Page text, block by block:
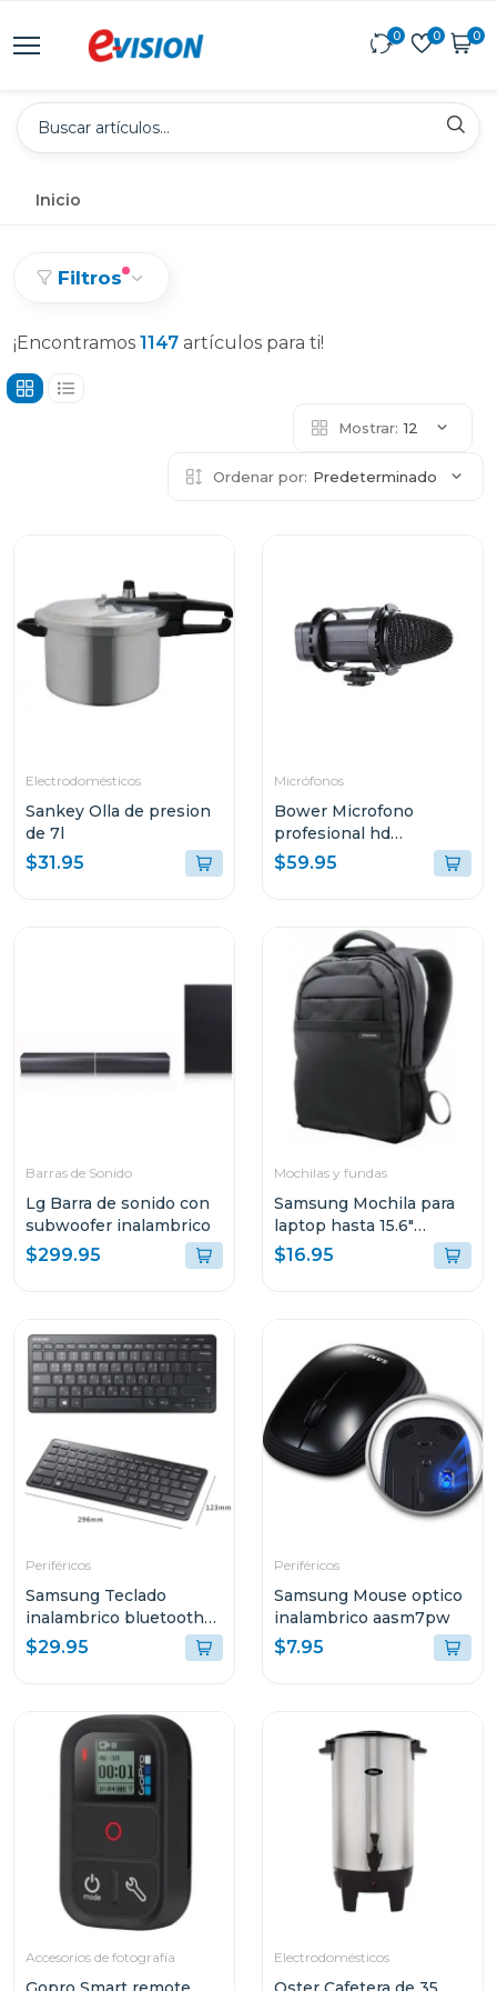
0 0 0
Inicio
Filtros
¡Encontramos 1147 artículos para ti!
Mostrar: 12
Ordenar por: Predeterminado
Electrodomésticos
Sankey Olla de presion
de 7l
$31.95
Micrófonos
Bower Microfono
profesional hd
broadcast
$59.95
Barras de Sonido
Lg Barra de sonido con
subwoofer inalambrico
$299.95
Mochilas y fundas
Samsung Mochila para
laptop hasta 15.6"
aabp2nm
$16.95
Periféricos
Samsung Teclado
inalambrico bluetooth
aask7pw
$29.95
Periféricos
Samsung Mouse optico
inalambrico aasm7pw
$7.95
Accesorios de fotografía Electrodomésticos